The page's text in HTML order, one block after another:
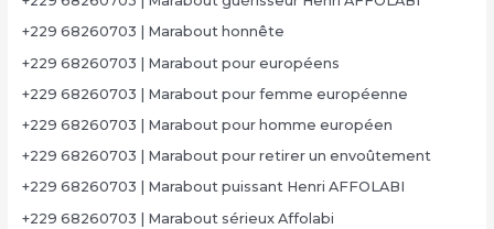
+229 68260703 | Marabout honnête
+229 68260703 | Marabout pour européens
+229 68260703 | Marabout pour femme européenne
+229 68260703 | Marabout pour homme européen
+229 68260703 | Marabout pour retirer un envoûtement
+229 68260703 | Marabout puissant Henri AFFOLABI
+229 68260703 | Marabout sérieux Affolabi